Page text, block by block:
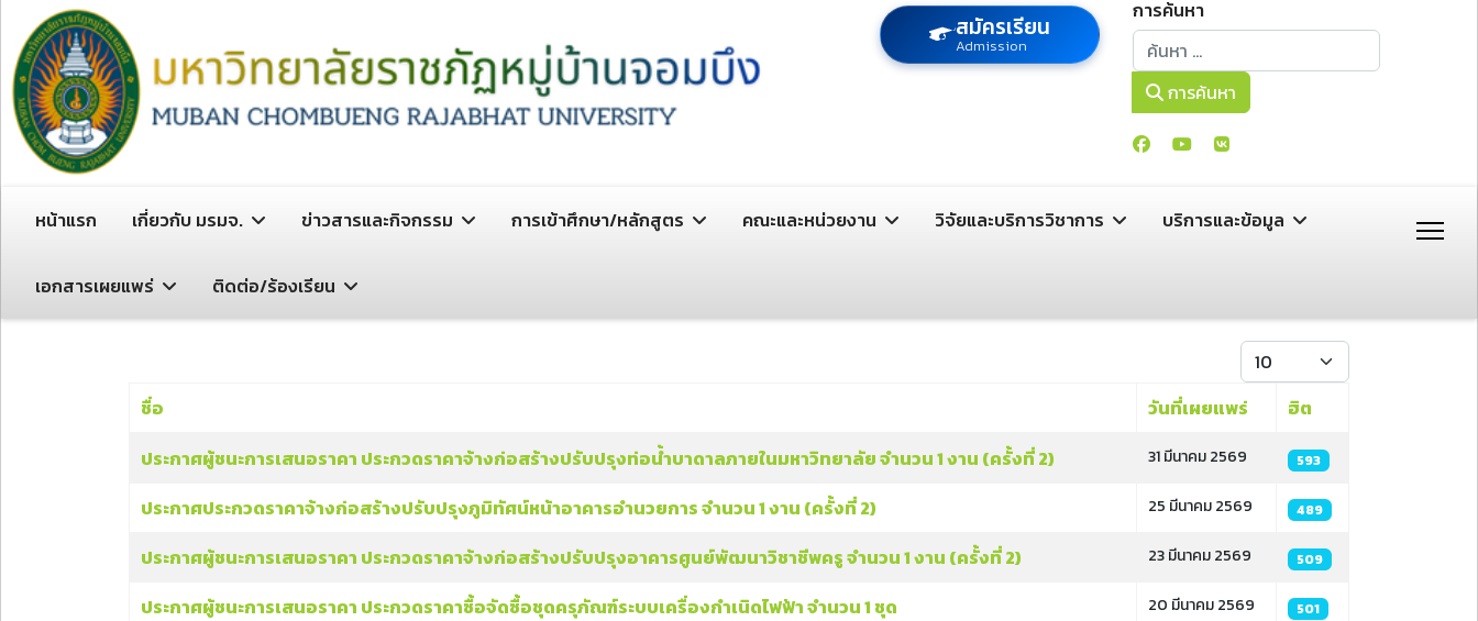
สมัครเรียน
Admission
การค้นหา
การค้นหา
การค้นหา
หน้าแรก เกี่ยวกับ มรมจ. ข่าวสารและกิจกรรม การเข้าศึกษา/หลักสูตร คณะและหน่วยงาน วิจัยและบริการวิชาการ บริการและข้อมูล
เอกสารเผยแพร่ ติดต่อ/ร้องเรียน
แสดง #
ชื่อ วันที่เผยแพร่
ฮิต
ประกาศผู้ชนะการเสนอราคา ประกวดราคาจ้างก่อสร้างปรับปรุงท่อน้ำบาดาลภายในมหาวิทยาลัย จํานวน 1 งาน (ครั้งที่ 2)
31 มีนาคม 2569 593
ประกาศประกวดราคาจ้างก่อสร้างปรับปรุงภูมิทัศน์หน้าอาคารอำนวยการ จํานวน 1 งาน (ครั้งที่ 2) 25 มีนาคม 2569 489
ประกาศผู้ชนะการเสนอราคา ประกวดราคาจ้างก่อสร้างปรับปรุงอาคารศูนย์พัฒนาวิชาชีพครู จํานวน 1 งาน (ครั้งที่ 2) 23 มีนาคม 2569 509
ประกาศผู้ชนะการเสนอราคา ประกวดราคาซื้อจัดซื้อชุดครุภัณฑ์ระบบเครื่องกําเนิดไฟฟ้า จํานวน 1 ชุด 20 มีนาคม 2569 501